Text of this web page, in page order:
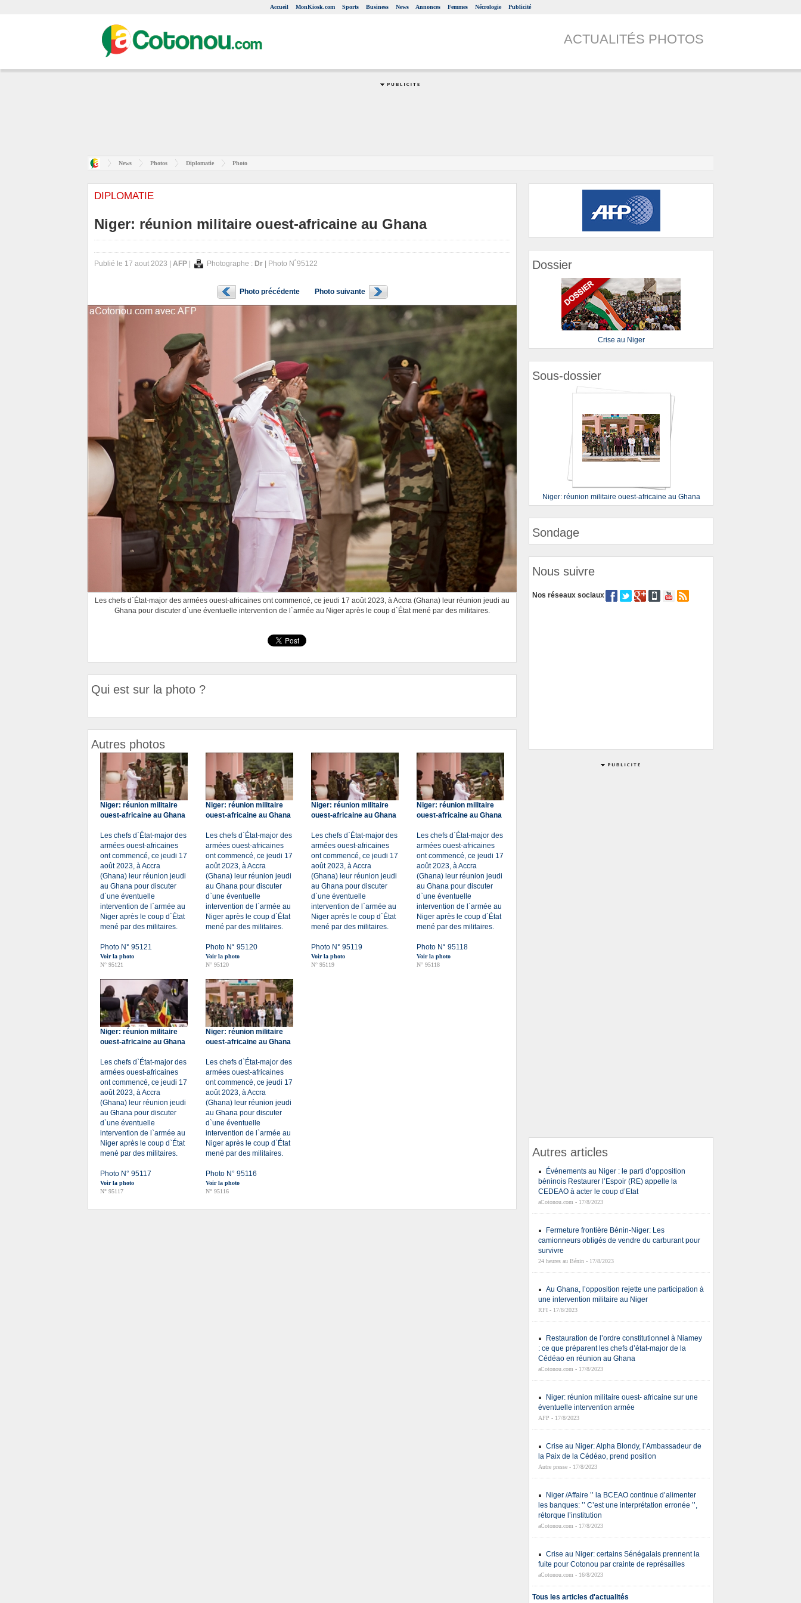
Accueil MonKiosk.com Sports Business News Annonces Femmes Nécrologie Publicité
ACTUALITÉS PHOTOS
News Photos Diplomatie Photo
DIPLOMATIE
Niger: réunion militaire ouest-africaine au Ghana
Publié le 17 aout 2023 | AFP Photographe : Dr | Photo N˚95122
Photo précédente Photo suivante
Les chefs d`État-major des armées ouest-africaines ont commencé, ce jeudi 17 août 2023, à Accra (Ghana) leur réunion jeudi au
Ghana pour discuter d`une éventuelle intervention de l`armée au Niger après le coup d`État mené par des militaires.
Qui est sur la photo ?
Autres photos
Niger: réunion militaire
ouest-africaine au Ghana
Les chefs d`État-major des
armées ouest-africaines
ont commencé, ce jeudi 17
août 2023, à Accra
(Ghana) leur réunion jeudi
au Ghana pour discuter
d`une éventuelle
intervention de l`armée au
Niger après le coup d`État
mené par des militaires.
Photo N° 95121
Voir la photo
N° 95121
Niger: réunion militaire
ouest-africaine au Ghana
Les chefs d`État-major des
armées ouest-africaines
ont commencé, ce jeudi 17
août 2023, à Accra
(Ghana) leur réunion jeudi
au Ghana pour discuter
d`une éventuelle
intervention de l`armée au
Niger après le coup d`État
mené par des militaires.
Photo N° 95120
Voir la photo
N° 95120
Niger: réunion militaire
ouest-africaine au Ghana
Les chefs d`État-major des
armées ouest-africaines
ont commencé, ce jeudi 17
août 2023, à Accra
(Ghana) leur réunion jeudi
au Ghana pour discuter
d`une éventuelle
intervention de l`armée au
Niger après le coup d`État
mené par des militaires.
Photo N° 95119
Voir la photo
N° 95119
Niger: réunion militaire
ouest-africaine au Ghana
Les chefs d`État-major des
armées ouest-africaines
ont commencé, ce jeudi 17
août 2023, à Accra
(Ghana) leur réunion jeudi
au Ghana pour discuter
d`une éventuelle
intervention de l`armée au
Niger après le coup d`État
mené par des militaires.
Photo N° 95118
Voir la photo
N° 95118
Niger: réunion militaire
ouest-africaine au Ghana
Les chefs d`État-major des
armées ouest-africaines
ont commencé, ce jeudi 17
août 2023, à Accra
(Ghana) leur réunion jeudi
au Ghana pour discuter
d`une éventuelle
intervention de l`armée au
Niger après le coup d`État
mené par des militaires.
Photo N° 95117
Voir la photo
N° 95117
Niger: réunion militaire
ouest-africaine au Ghana
Les chefs d`État-major des
armées ouest-africaines
ont commencé, ce jeudi 17
août 2023, à Accra
(Ghana) leur réunion jeudi
au Ghana pour discuter
d`une éventuelle
intervention de l`armée au
Niger après le coup d`État
mené par des militaires.
Photo N° 95116
Voir la photo
N° 95116
Dossier
Crise au Niger
Sous-dossier
Niger: réunion militaire ouest-africaine au Ghana
Sondage
Nous suivre
Nos réseaux sociaux
Autres articles
Événements au Niger : le parti d’opposition
béninois Restaurer l’Espoir (RE) appelle la
CEDEAO à acter le coup d’Etat
aCotonou.com - 17/8/2023
Fermeture frontière Bénin-Niger: Les
camionneurs obligés de vendre du carburant pour
survivre
24 heures au Bénin - 17/8/2023
Au Ghana, l’opposition rejette une participation à
une intervention militaire au Niger
RFI - 17/8/2023
Restauration de l’ordre constitutionnel à Niamey
: ce que préparent les chefs d’état-major de la
Cédéao en réunion au Ghana
aCotonou.com - 17/8/2023
Niger: réunion militaire ouest- africaine sur une
éventuelle intervention armée
AFP - 17/8/2023
Crise au Niger: Alpha Blondy, l’Ambassadeur de
la Paix de la Cédéao, prend position
Autre presse - 17/8/2023
Niger /Affaire ’’ la BCEAO continue d’alimenter
les banques: ’’ C’est une interprétation erronée ’’,
rétorque l’institution
aCotonou.com - 17/8/2023
Crise au Niger: certains Sénégalais prennent la
fuite pour Cotonou par crainte de représailles
aCotonou.com - 16/8/2023
Tous les articles d'actualités